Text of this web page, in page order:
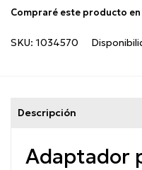
Compraré este producto
SKU: 1034570
Descripción
Adaptador